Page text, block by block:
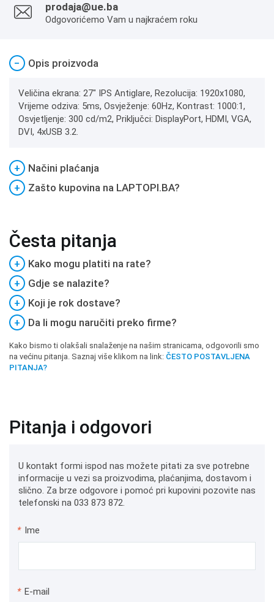
prodaja@ue.ba
Odgovorićemo Vam u najkraćem roku
− Opis proizvoda
Veličina ekrana: 27" IPS Antiglare, Rezolucija: 1920x1080,
Vrijeme odziva: 5ms, Osvježenje: 60Hz, Kontrast: 1000:1,
Osvjetljenje: 300 cd/m2, Priključci: DisplayPort, HDMI, VGA,
DVI, 4xUSB 3.2.
+
Načini plaćanja
+
Zašto kupovina na LAPTOPI.BA?
Česta pitanja
+
Kako mogu platiti na rate?
+
Gdje se nalazite?
+
Koji je rok dostave?
+
Da li mogu naručiti preko firme?
Kako bismo ti olakšali snalaženje na našim stranicama, odgovorili smo
na većinu pitanja. Saznaj više klikom na link: ČESTO POSTAVLJENA
PITANJA?
Pitanja i odgovori
U kontakt formi ispod nas možete pitati za sve potrebne
informacije u vezi sa proizvodima, plaćanjima, dostavom i
slično. Za brze odgovore i pomoć pri kupovini pozovite nas
telefonski na 033 873 872.
* Ime
* E-mail